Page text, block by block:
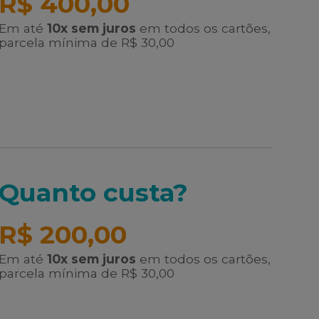
Em até 10x sem juros em todos os cartões,
parcela mínima de R$ 30,00
Quanto custa?
R$ 200,00
Em até 10x sem juros em todos os cartões,
parcela mínima de R$ 30,00